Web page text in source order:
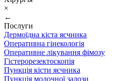
×
←
Послуги
Дермоїдна кіста яєчника
Оперативна гінекологія
Оперативне лікування фімозу
Гістерорезектоскопія
Пункція кісти яєчника
Пункція молочної залози